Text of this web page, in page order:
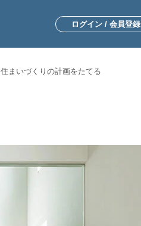
ログイン / 会員登録
住まいづくりの計画をたてる